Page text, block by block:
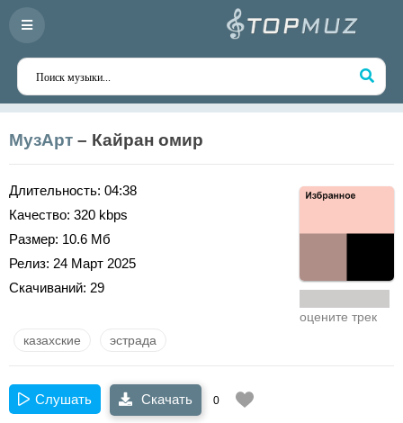
МузАрт – Кайран омир
Длительность: 04:38
Качество: 320 kbps
Размер: 10.6 Мб
Релиз: 24 Март 2025
Скачиваний: 29
оцените трек
казахские эстрада
Слушать Скачать 0